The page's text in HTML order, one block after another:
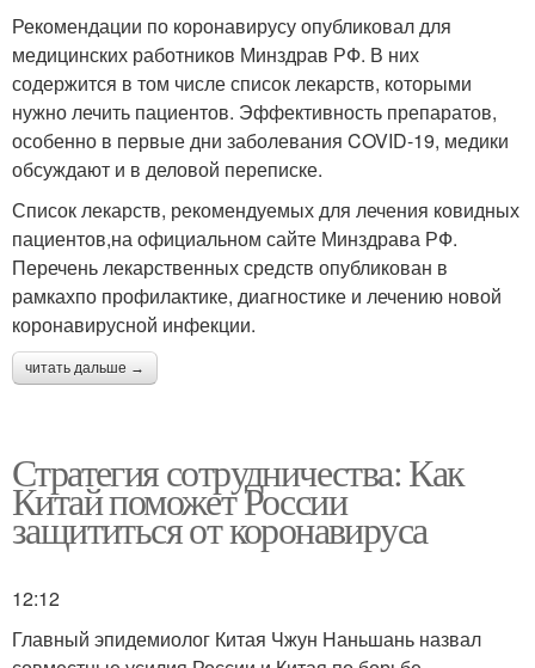
Рекомендации по коронавирусу опубликовал для
медицинских работников Минздрав РФ. В них
содержится в том числе список лекарств, которыми
нужно лечить пациентов. Эффективность препаратов,
особенно в первые дни заболевания COVID-19, медики
обсуждают и в деловой переписке.
Список лекарств, рекомендуемых для лечения ковидных
пациентов,на официальном сайте Минздрава РФ.
Перечень лекарственных средств опубликован в
рамкахпо профилактике, диагностике и лечению новой
коронавирусной инфекции.
читать дальше →
Стратегия сотрудничества: Как
Китай поможет России
защититься от коронавируса
12:12
Главный эпидемиолог Китая Чжун Наньшань назвал